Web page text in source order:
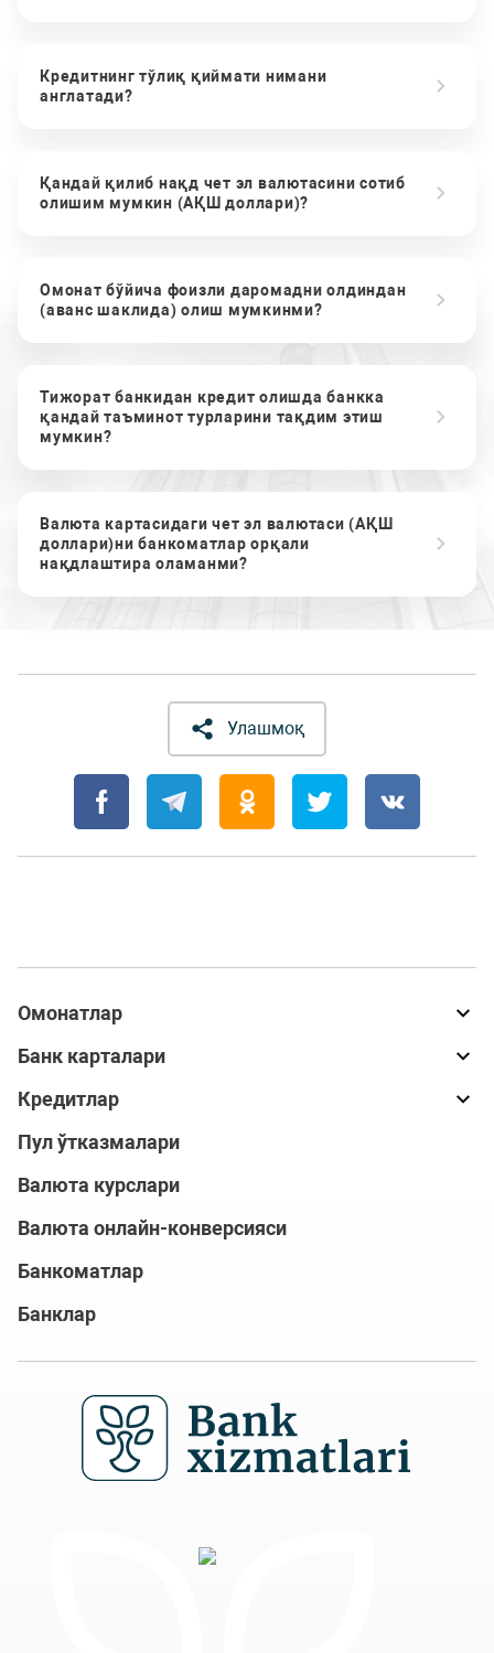
Кредитнинг тўлиқ қиймати нимани
англатади?
Қандай қилиб нақд чет эл валютасини сотиб
олишим мумкин (АҚШ доллари)?
Омонат бўйича фоизли даромадни олдиндан
(аванс шаклида) олиш мумкинми?
Тижорат банкидан кредит олишда банкка
қандай таъминот турларини тақдим этиш
мумкин?
Валюта картасидаги чет эл валютаси (АҚШ
доллари)ни банкоматлар орқали
нақдлаштира оламанми?
Улашмоқ
Омонатлар
Банк карталари
Кредитлар
Пул ўтказмалари
Валюта курслари
Валюта онлайн-конверсияси
Банкоматлар
Банклар